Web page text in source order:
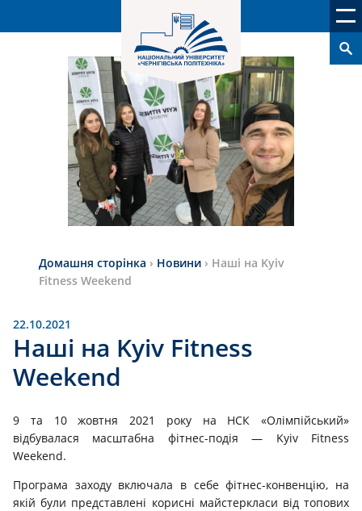
Домашня сторінка › Новини › Наші на Kyiv
Fitness Weekend
22.10.2021
Наші на Kyiv Fitness
Weekend
9 та 10 жовтня 2021 року на НСК «Олімпійський»
відбувалася масштабна фітнес-подія — Kyiv Fitness
Weekend.
Програма заходу включала в себе фітнес-конвенцію, на
якій були представлені корисні майстеркласи від топових